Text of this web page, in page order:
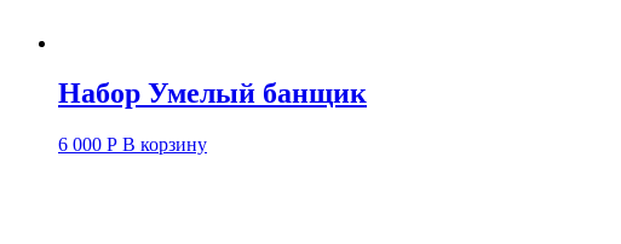
Набор Умелый банщик
6 000 Р В корзину